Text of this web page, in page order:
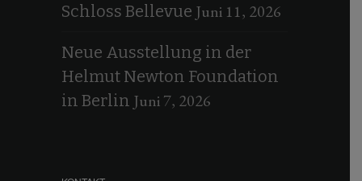
Schloss Bellevue Juni 11, 2026
Neue Ausstellung in der
Helmut Newton Foundation
in Berlin Juni 7, 2026